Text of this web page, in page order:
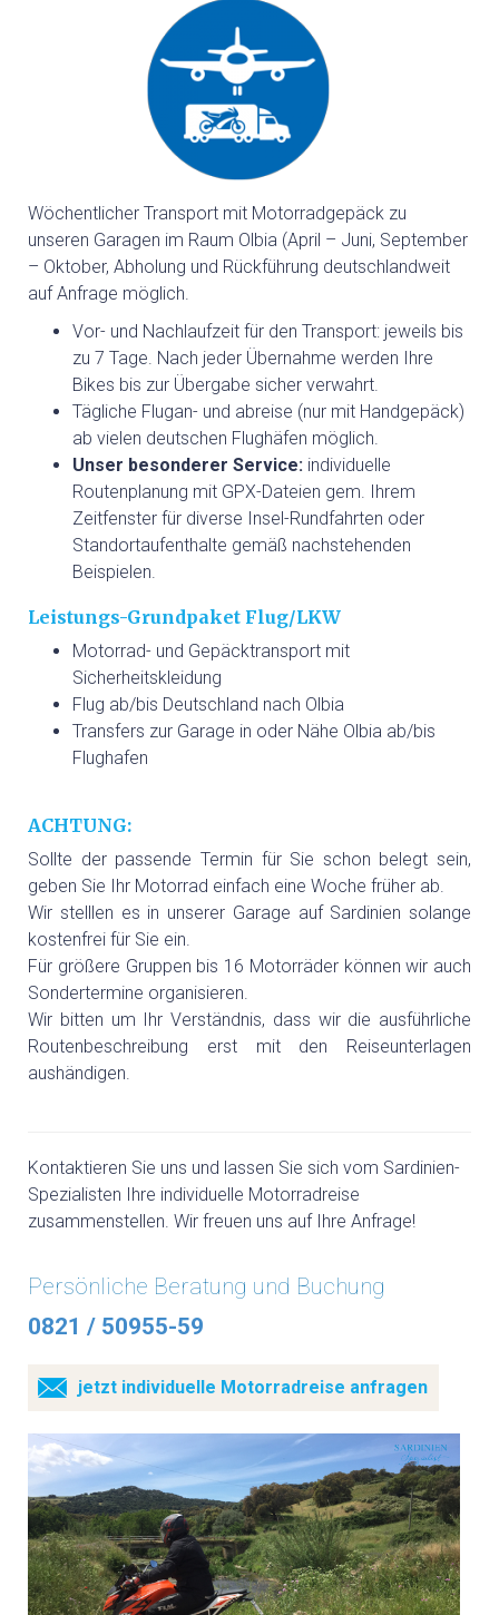
Wöchentlicher Transport mit Motorradgepäck zu
unseren Garagen im Raum Olbia (April – Juni, September
– Oktober, Abholung und Rückführung deutschlandweit
auf Anfrage möglich.
Vor- und Nachlaufzeit für den Transport: jeweils bis
zu 7 Tage. Nach jeder Übernahme werden Ihre
Bikes bis zur Übergabe sicher verwahrt.
Tägliche Flugan- und abreise (nur mit Handgepäck)
ab vielen deutschen Flughäfen möglich.
Unser besonderer Service: individuelle
Routenplanung mit GPX-Dateien gem. Ihrem
Zeitfenster für diverse Insel-Rundfahrten oder
Standortaufenthalte gemäß nachstehenden
Beispielen.
Leistungs-Grundpaket Flug/LKW
Motorrad- und Gepäcktransport mit
Sicherheitskleidung
Flug ab/bis Deutschland nach Olbia
Transfers zur Garage in oder Nähe Olbia ab/bis
Flughafen
ACHTUNG:
Sollte der passende Termin für Sie schon belegt sein,
geben Sie Ihr Motorrad einfach eine Woche früher ab.
Wir stelllen es in unserer Garage auf Sardinien solange
kostenfrei für Sie ein.
Für größere Gruppen bis 16 Motorräder können wir auch
Sondertermine organisieren.
Wir bitten um Ihr Verständnis, dass wir die ausführliche
Routenbeschreibung erst mit den Reiseunterlagen
aushändigen.
Kontaktieren Sie uns und lassen Sie sich vom Sardinien-
Spezialisten Ihre individuelle Motorradreise
zusammenstellen. Wir freuen uns auf Ihre Anfrage!
Persönliche Beratung und Buchung
0821 / 50955-59
jetzt individuelle Motorradreise anfragen